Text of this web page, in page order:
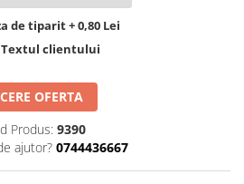
de tiparit + 0,80 Lei
Textul clientului
CERE OFERTA
Produs: 9390
ajutor? 0744436667